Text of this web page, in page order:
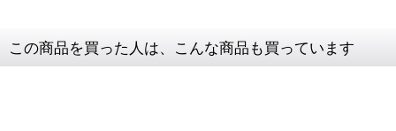
この商品を買った人は、こんな商品も買っています